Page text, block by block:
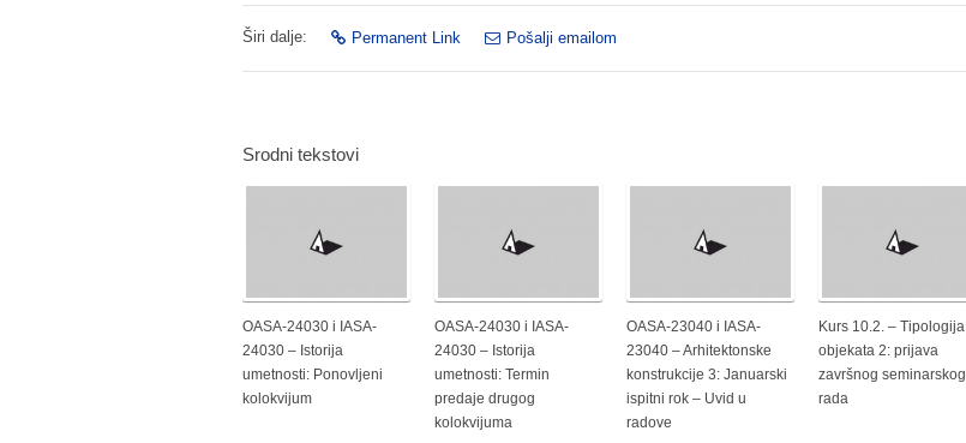
Širi dalje: Permanent Link Pošalji emailom
Srodni tekstovi
OASA-24030 i IASA-
24030 – Istorija
umetnosti: Ponovljeni
kolokvijum
OASA-24030 i IASA-
24030 – Istorija
umetnosti: Termin
predaje drugog
kolokvijuma
OASA-23040 i IASA-
23040 – Arhitektonske
konstrukcije 3: Januarski
ispitni rok – Uvid u
radove
Kurs 10.2. – Tipologija
objekata 2: prijava
završnog seminarskog
rada